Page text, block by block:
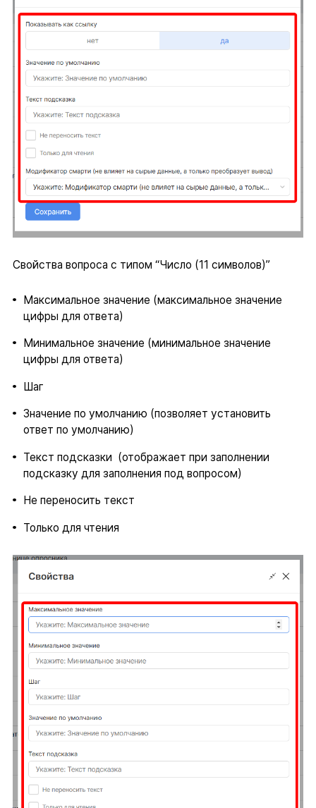
Свойства вопроса с типом “Число (11 символов)”
Максимальное значение (максимальное значение
цифры для ответа)
Минимальное значение (минимальное значение
цифры для ответа)
Шаг
Значение по умолчанию (позволяет установить
ответ по умолчанию)
Текст подсказки (отображает при заполнении
подсказку для заполнения под вопросом)
Не переносить текст
Только для чтения